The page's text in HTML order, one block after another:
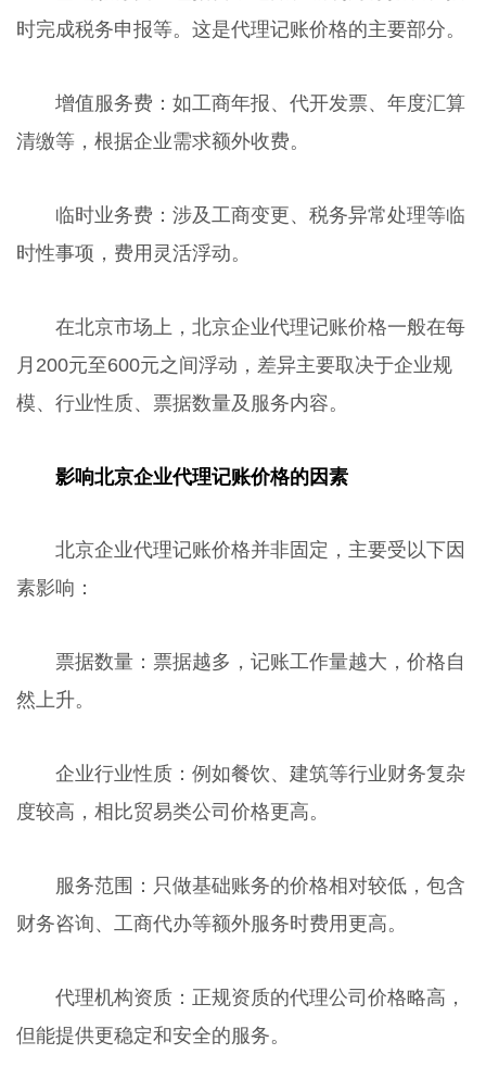
时完成税务申报等。这是代理记账价格的主要部分。
增值服务费：如工商年报、代开发票、年度汇算
清缴等，根据企业需求额外收费。
临时业务费：涉及工商变更、税务异常处理等临
时性事项，费用灵活浮动。
在北京市场上，北京企业代理记账价格一般在每
月200元至600元之间浮动，差异主要取决于企业规
模、行业性质、票据数量及服务内容。
影响北京企业代理记账价格的因素
北京企业代理记账价格并非固定，主要受以下因
素影响：
票据数量：票据越多，记账工作量越大，价格自
然上升。
企业行业性质：例如餐饮、建筑等行业财务复杂
度较高，相比贸易类公司价格更高。
服务范围：只做基础账务的价格相对较低，包含
财务咨询、工商代办等额外服务时费用更高。
代理机构资质：正规资质的代理公司价格略高，
但能提供更稳定和安全的服务。